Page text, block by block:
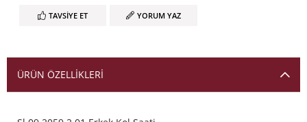
TAVSIYE ET YORUM YAZ
ÜRÜN ÖZELLIKLERI